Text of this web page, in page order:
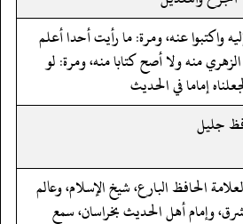
واكتبوا عنه، ومرة: ما رأيت أحدا أعلم
منه ولا أصح كتابا منه، ومرة: لو
إماما في الحديث
جليل
الحافظ البارع، شيخ الإسلام، وعالم
وإمام أهل الحديث بخراسان، سمع